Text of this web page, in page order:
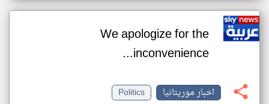
We apologize for the
inconvenience...
اخبار موريتانيا
Politics